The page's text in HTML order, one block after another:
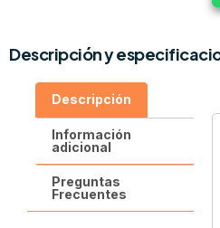
Descripción y
Descripción
Información
adicional
Preguntas
Frecuentes